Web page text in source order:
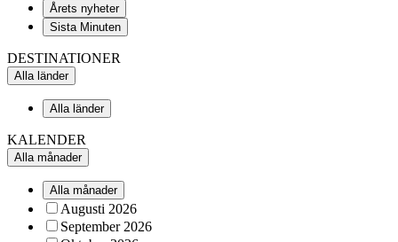
Årets nyheter
Sista Minuten
DESTINATIONER
Alla länder
Alla länder
KALENDER
Alla månader
Alla månader
Augusti 2026
September 2026